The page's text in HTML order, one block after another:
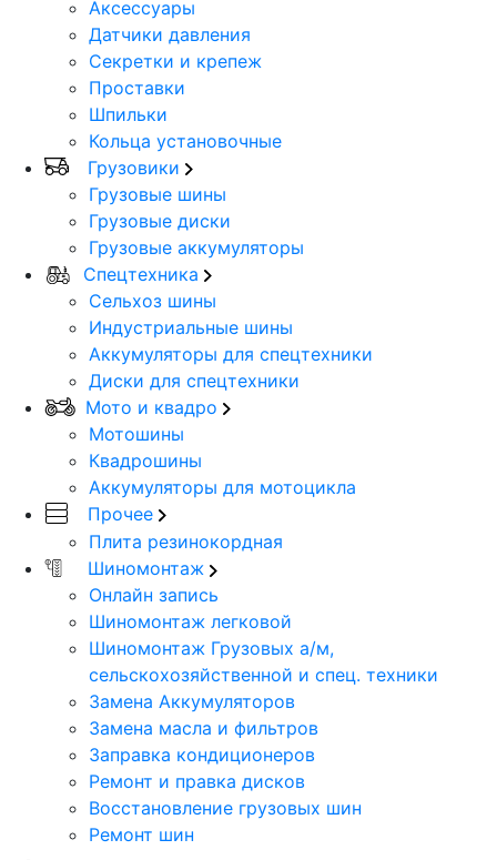
Аксессуары
Датчики давления
Секретки и крепеж
Проставки
Шпильки
Кольца установочные
Грузовики
Грузовые шины
Грузовые диски
Грузовые аккумуляторы
Спецтехника
Сельхоз шины
Индустриальные шины
Аккумуляторы для спецтехники
Диски для спецтехники
Мото и квадро
Мотошины
Квадрошины
Аккумуляторы для мотоцикла
Прочее
Плита резинокордная
Шиномонтаж
Онлайн запись
Шиномонтаж легковой
Шиномонтаж Грузовых а/м,
сельскохозяйственной и спец. техники
Замена Аккумуляторов
Замена масла и фильтров
Заправка кондиционеров
Ремонт и правка дисков
Восстановление грузовых шин
Ремонт шин